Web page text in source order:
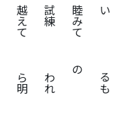
い
睦
み
て
試
練
越
え
て
ゆ
の
わ
れ
ら
明
桜
高